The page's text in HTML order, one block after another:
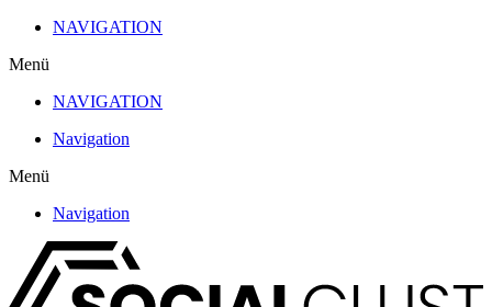
Zum
wechseln
NAVIGATION
Menü
NAVIGATION
Navigation
Menü
Navigation